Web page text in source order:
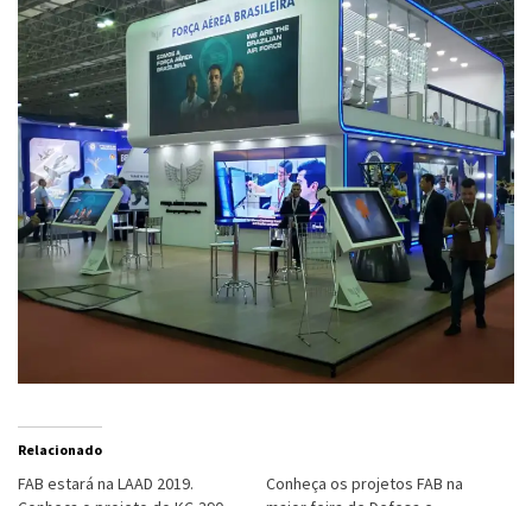
Relacionado
FAB estará na LAAD 2019.
Conheça os projetos FAB na